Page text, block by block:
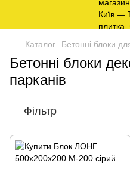
Каталог Бетонні блоки
Бетонні блоки
парканів
Фільтр